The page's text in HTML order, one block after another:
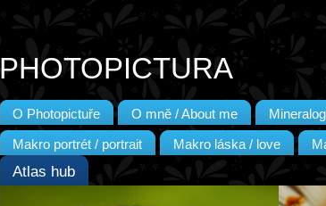
PHOTOPICTURA
O Photopictuře O mně / About me
Makro portrét / portrait Makro láska / love
Atlas hub